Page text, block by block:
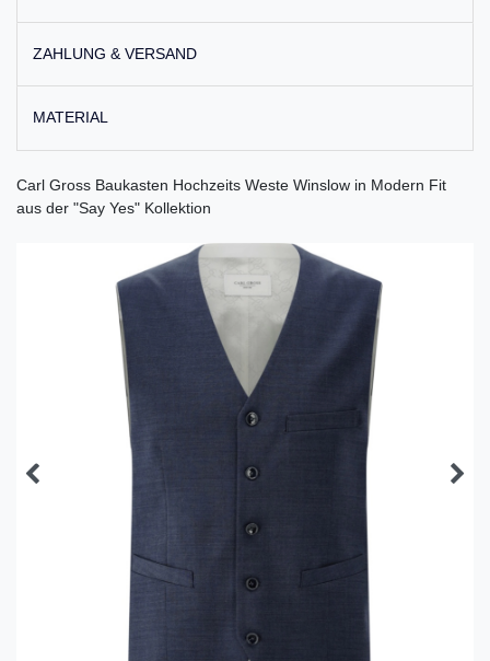
ZAHLUNG & VERSAND
MATERIAL
Carl Gross Baukasten Hochzeits Weste Winslow in Modern Fit
aus der "Say Yes" Kollektion